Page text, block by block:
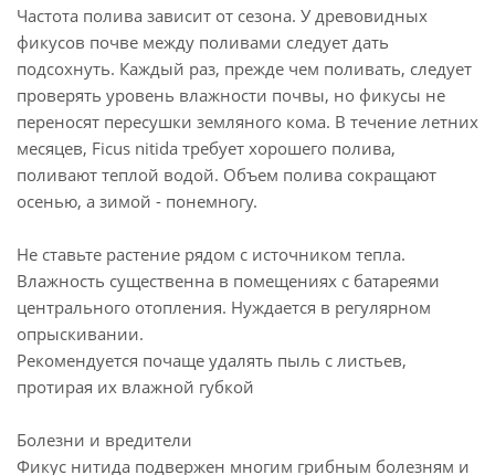
Частота полива зависит от сезона. У древовидных
фикусов почве между поливами следует дать
подсохнуть. Каждый раз, прежде чем поливать, следует
проверять уровень влажности почвы, но фикусы не
переносят пересушки земляного кома. В течение летних
месяцев, Ficus nitida требует хорошего полива,
поливают теплой водой. Объем полива сокращают
осенью, а зимой - понемногу.
Не ставьте растение рядом с источником тепла.
Влажность существенна в помещениях с батареями
центрального отопления. Нуждается в регулярном
опрыскивании.
Рекомендуется почаще удалять пыль с ли­стьев,
протирая их влажной губкой
Болезни и вредители
Фикус нитида подвержен многим грибным болезням и